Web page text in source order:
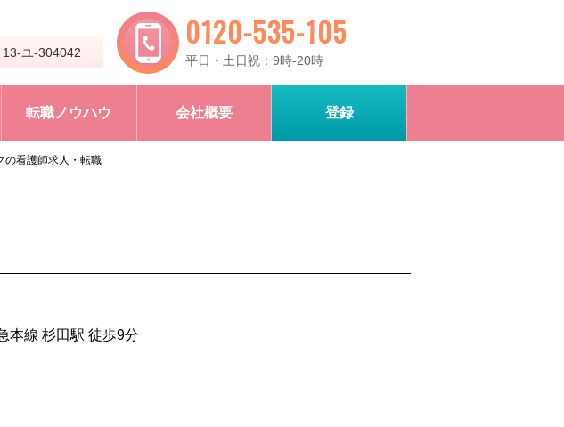
ユ-304042
0120-535-105
平日・土日祝：9時-20時
転職ノウハウ 会社概要 登録
の看護師求人・転職
本線 杉田駅 徒歩9分